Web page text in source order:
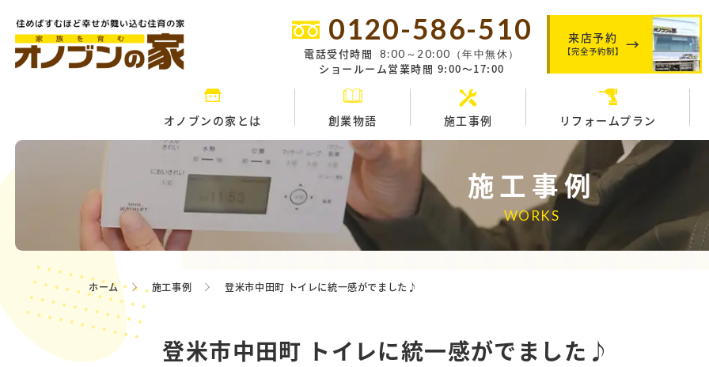
0120-586-510
電話受付時間 8:00～20:00（年中無休）
ショールーム営業時間 9:00～17:00
来店予約
【完全予約制】
オノブンの家とは 創業物語 施工事例 リフォームプラン
施工事例
WORKS
ホーム 施工事例 登米市中田町 トイレに統一感がでました♪
登米市中田町 トイレに統一感がでました♪